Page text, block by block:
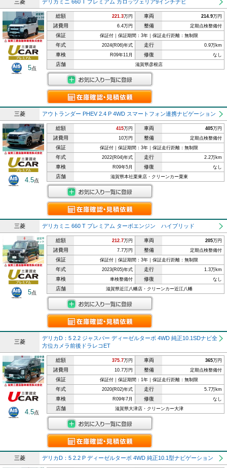
三菱 デリカミニ 660 T プレミアム カロッツェリア9インチナビ
5点
総額 221.3万円 車両 214.9万円
諸費用 6.4万円 整備 定期点検整備付
保証 保証付｜保証期間：3年｜保証走行距離：無制限
年式 2024(R06)年式 走行 0.9万km
車検 R09年11月 修復 なし
店舗 滋賀県彦根店
三菱 アウトランダー PHEV 2.4 P 4WD スマートフォン連携ナビゲーション
4.5点
総額 415万円 車両 405万円
諸費用 10万円 整備 定期点検整備付
保証 保証付｜保証期間：3年｜保証走行距離：無制限
年式 2022(R04)年式 走行 2.2万km
車検 R09年5月 修復 なし
店舗 滋賀県本社栗東店・クリーンカー栗東
三菱 デリカミニ 660 T プレミアム ターボエンジン ハイブリッド
5点
総額 212.7万円 車両 205万円
諸費用 7.7万円 整備 定期点検整備付
保証 保証付｜保証期間：3年｜保証走行距離：無制限
年式 2023(R05)年式 走行 1.3万km
車検 車検整備付 修復 なし
店舗 滋賀県近江八幡店・クリーンカー近江八幡
三菱
デリカD：5 2.2 ジャスパー ディーゼルターボ 4WD 純正10.1SDナビ全
方位カメラ前後ドラレコET
4.5点
総額 375.7万円 車両 365万円
諸費用 10.7万円 整備 定期点検整備付
保証 保証付｜保証期間：1年｜保証走行距離：無制限
年式 2020(R02)年式 走行 5.7万km
車検 R09年7月 修復 なし
店舗 滋賀県大津店・クリーンカー大津
三菱 デリカD：5 2.2 P ディーゼルターボ 4WD 純正10.1型ナビゲーション